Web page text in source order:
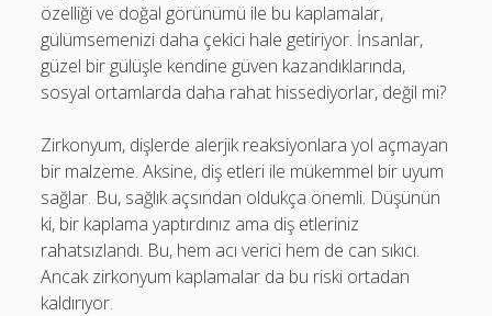
özelliği ve doğal görünümü ile bu kaplamalar,
gülümsemenizi daha çekici hale getiriyor. İnsanlar,
güzel bir gülüşle kendine güven kazandıklarında,
sosyal ortamlarda daha rahat hissediyorlar, değil mi?
Zirkonyum, dişlerde alerjik reaksiyonlara yol açmayan
bir malzeme. Aksine, diş etleri ile mükemmel bir uyum
sağlar. Bu, sağlık açsından oldukça önemli. Düşünün
ki, bir kaplama yaptırdınız ama diş etleriniz
rahatsızlandı. Bu, hem acı verici hem de can sıkıcı.
Ancak zirkonyum kaplamalar da bu riski ortadan
kaldırıyor.